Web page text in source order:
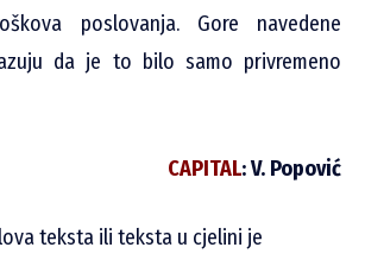
poslovanja. Gore navedene
da je to bilo samo privremeno
CAPITAL: V. Popović
teksta ili teksta u cjelini je